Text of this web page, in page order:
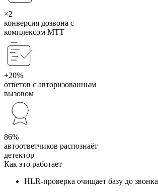
×2
конверсия дозвона с
комплексом МТТ
+20%
ответов с авторизованным
вызовом
86%
автоответчиков распознаёт
детектор
Как это работает
HLR-проверка очищает базу до звонка